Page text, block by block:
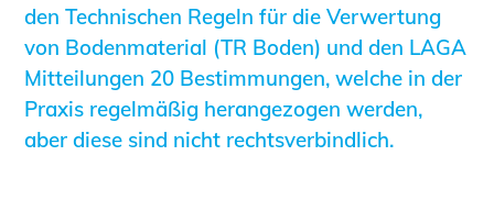
Fortbildung/Seminare
Informationen für Ingenieurinnen
und Ingenieure
Recht
Planungswettbewerbe
den Technischen Regeln für die Verwertung
von Bodenmaterial (TR Boden) und den LAGA
Mitteilungen 20 Bestimmungen, welche in der
Praxis regelmäßig herangezogen werden,
aber diese sind nicht rechtsverbindlich.